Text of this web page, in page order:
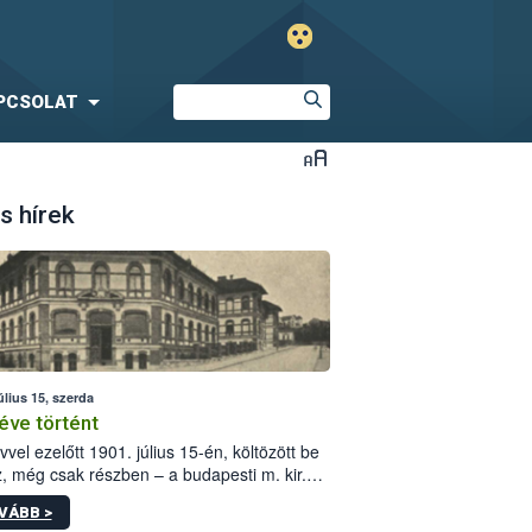
hírek
15, szerda
történt
ezelőtt 1901. július 15-én, költözött be
még csak részben – a budapesti m. kir.
állomás a Kis Rókus utca
alatti, Czigler Győző által tervezett új
>